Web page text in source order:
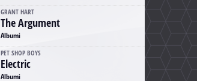
GRANT HART
The Argument
Albumi
PET SHOP BOYS
Electric
Albumi